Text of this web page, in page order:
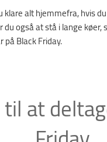
klare alt hjemmefra, hvis
også at stå i lange køer,
Black Friday.
til at